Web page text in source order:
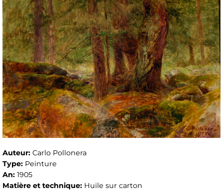
Auteur: Carlo Pollonera
Type: Peinture
An: 1905
Matière et technique: Huile sur carton